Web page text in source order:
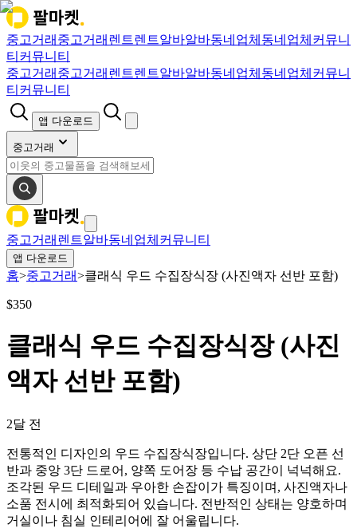
중고거래 중고거래 렌트렌트알바알바동네업체 동네업체 커뮤니
티 커뮤니티
중고거래 중고거래 렌트렌트알바알바동네업체 동네업체 커뮤니
티 커뮤니티
앱 다운로드
중고거래
중고거래 렌트알바동네업체 커뮤니티
앱 다운로드
홈>중고거래>클래식 우드 수집장식장 (사진액자 선반 포함)
$350
클래식 우드 수집장식장 (사진
액자 선반 포함)
2달 전
전통적인 디자인의 우드 수집장식장입니다. 상단 2단 오픈 선
반과 중앙 3단 드로어, 양쪽 도어장 등 수납 공간이 넉넉해요.
조각된 우드 디테일과 우아한 손잡이가 특징이며, 사진액자나
소품 전시에 최적화되어 있습니다. 전반적인 상태는 양호하며
거실이나 침실 인테리어에 잘 어울립니다.